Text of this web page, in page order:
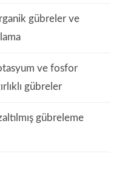
gübreler ve
ve fosfor
gübreler
gübreleme